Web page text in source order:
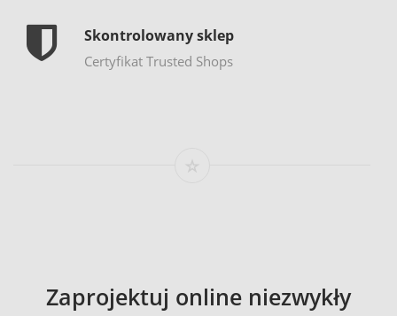
Skontrolowany sklep
Certyfikat Trusted Shops
Zaprojektuj online niezwykły